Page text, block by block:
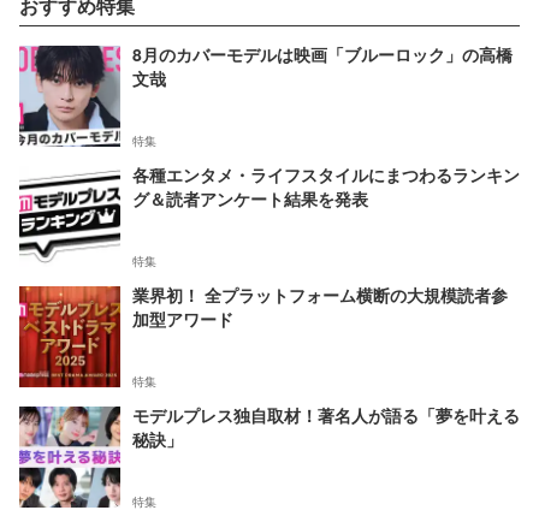
8月のカバーモデルは映画「ブルーロック」の高橋
文哉
特集
各種エンタメ・ライフスタイルにまつわるランキン
グ＆読者アンケート結果を発表
特集
業界初！ 全プラットフォーム横断の大規模読者参
加型アワード
特集
モデルプレス独自取材！著名人が語る「夢を叶える
秘訣」
特集